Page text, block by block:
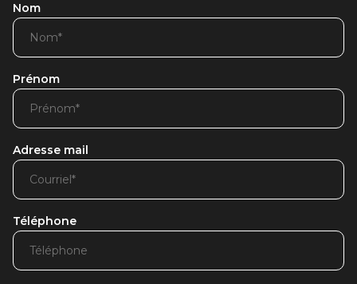
Nom
Prénom
Adresse mail
Téléphone